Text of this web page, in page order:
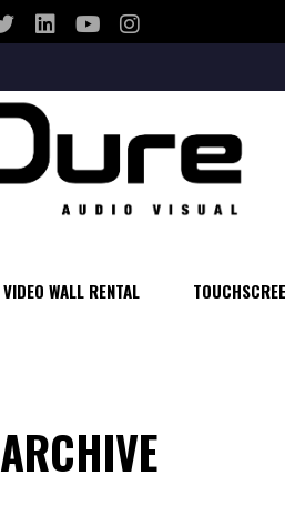
VIDEO WALL RENTAL
VIDEO WALL RENTAL
ARCHIVE